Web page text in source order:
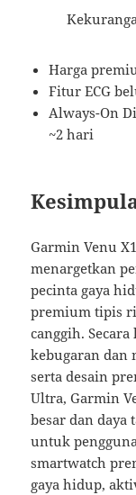
Harga
Fitur ECG
Always-On
~2 hari
Garmin Venu
menargetkan
pecinta gaya
premium tipis
canggih.
kebugaran dan
serta desain
Ultra, Garmin
besar dan daya
untuk
smartwatch
gaya hidup,